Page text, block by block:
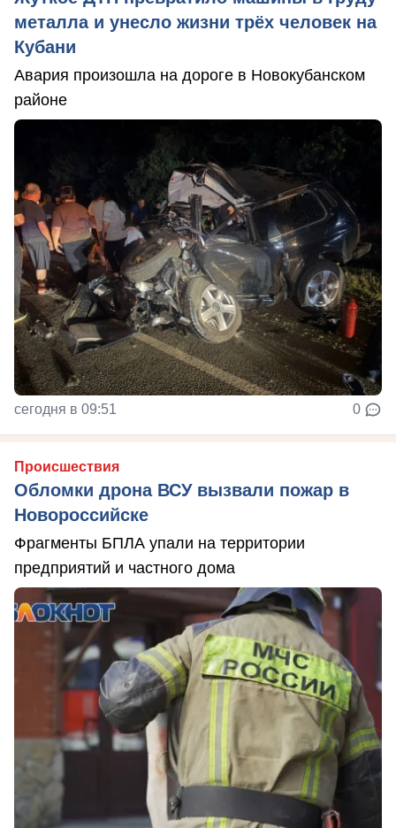
металла и унесло жизни трёх человек на
Кубани
Авария произошла на дороге в Новокубанском
районе
сегодня в 09:51 0
Происшествия
Обломки дрона ВСУ вызвали пожар в
Новороссийске
Фрагменты БПЛА упали на территории
предприятий и частного дома